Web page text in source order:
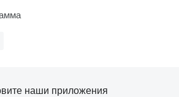
наши приложения